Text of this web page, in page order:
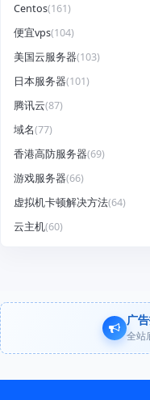
Centos(161)
便宜vps(104)
美国云服务器(103)
日本服务器(101)
腾讯云(87)
域名(77)
香港高防服务器(69)
游戏服务器(66)
虚拟机卡顿解决方法(64)
云主机(60)
广
全站